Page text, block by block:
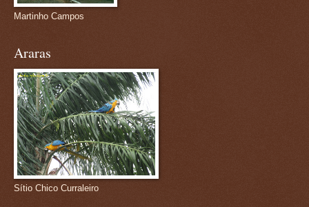
Martinho Campos
Araras
Sítio Chico Curraleiro